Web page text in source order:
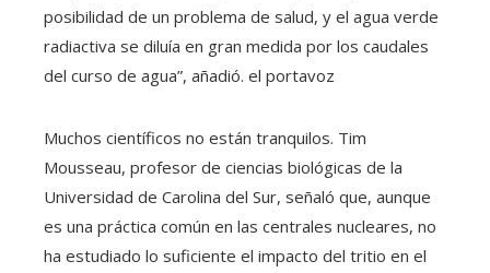
posibilidad de un problema de salud, y el agua verde
radiactiva se diluía en gran medida por los caudales
del curso de agua”, añadió. el portavoz
Muchos científicos no están tranquilos. Tim
Mousseau, profesor de ciencias biológicas de la
Universidad de Carolina del Sur, señaló que, aunque
es una práctica común en las centrales nucleares, no
ha estudiado lo suficiente el impacto del tritio en el